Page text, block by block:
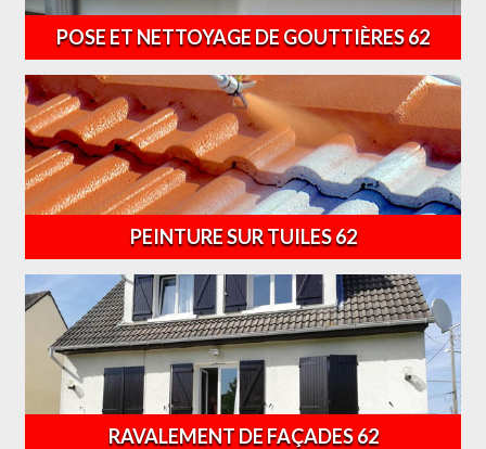
POSE ET NETTOYAGE DE GOUTTIÈRES 62
PEINTURE SUR TUILES 62
RAVALEMENT DE FAÇADES 62